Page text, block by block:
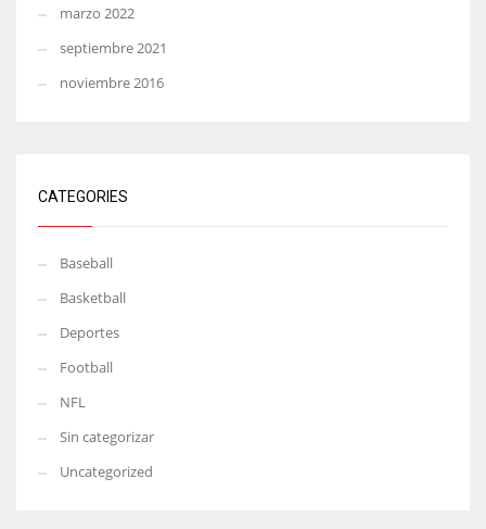
marzo 2022
septiembre 2021
noviembre 2016
CATEGORIES
Baseball
Basketball
Deportes
Football
NFL
Sin categorizar
Uncategorized